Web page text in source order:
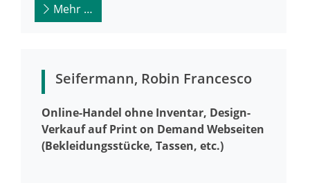
Mehr …
Seifermann, Robin Francesco
Online-Handel ohne Inventar, Design-
Verkauf auf Print on Demand Webseiten
(Bekleidungsstücke, Tassen, etc.)